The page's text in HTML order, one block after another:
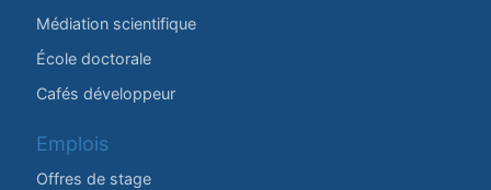
Médiation scientifique
École doctorale
Cafés développeur
Emplois
Offres de stage